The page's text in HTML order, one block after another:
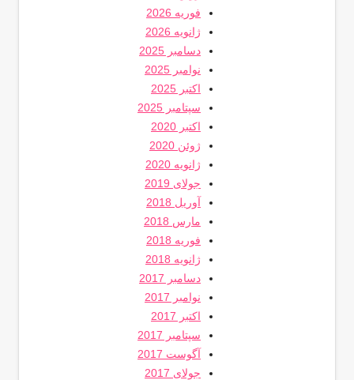
فوریه 2026
ژانویه 2026
دسامبر 2025
نوامبر 2025
اکتبر 2025
سپتامبر 2025
اکتبر 2020
ژوئن 2020
ژانویه 2020
جولای 2019
آوریل 2018
مارس 2018
فوریه 2018
ژانویه 2018
دسامبر 2017
نوامبر 2017
اکتبر 2017
سپتامبر 2017
آگوست 2017
جولای 2017